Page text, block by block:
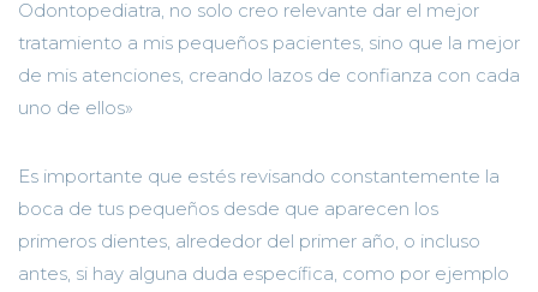
Odontopediatra, no solo creo relevante dar el mejor
tratamiento a mis pequeños pacientes, sino que la mejor
de mis atenciones, creando lazos de confianza con cada
uno de ellos»
Es importante que estés revisando constantemente la
boca de tus pequeños desde que aparecen los
primeros dientes, alrededor del primer año, o incluso
antes, si hay alguna duda específica, como por ejemplo